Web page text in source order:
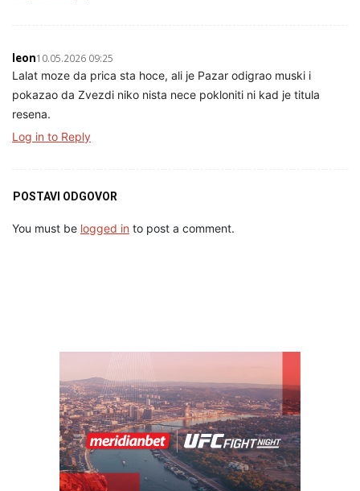
leon10.05.2026 09:25
Lalat moze da prica sta hoce, ali je Pazar odigrao muski i
pokazao da Zvezdi niko nista nece pokloniti ni kad je titula
resena.
Log in to Reply
POSTAVI ODGOVOR
You must be logged in to post a comment.